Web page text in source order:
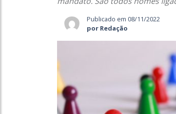
Publicado em 08/11/2022
por Redação